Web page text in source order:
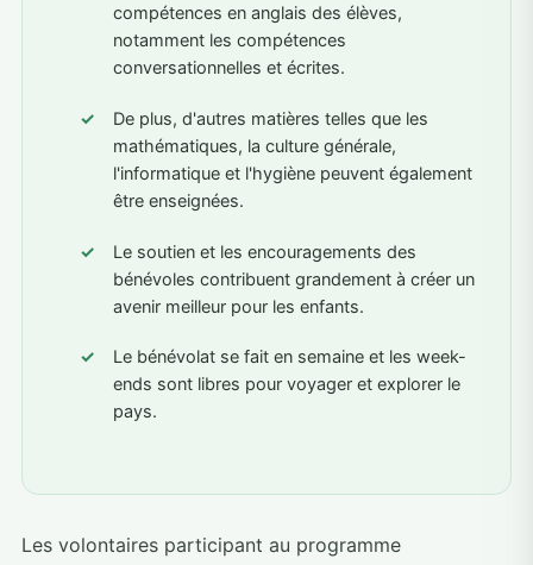
compétences en anglais des élèves,
notamment les compétences
conversationnelles et écrites.
De plus, d'autres matières telles que les
mathématiques, la culture générale,
l'informatique et l'hygiène peuvent également
être enseignées.
Le soutien et les encouragements des
bénévoles contribuent grandement à créer un
avenir meilleur pour les enfants.
Le bénévolat se fait en semaine et les week-
ends sont libres pour voyager et explorer le
pays.
Les volontaires participant au programme